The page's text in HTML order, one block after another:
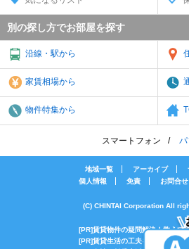
別の探し方でお部屋を探す
沿線・駅から
家賃相場から
物件特集から
スマートフォン パ
地域一覧 アーカイブ
個人情報
免責 お問合せ
(C) CHINTAI Corporation All
[PR]賃貸物件の疑問解決！教えて
[PR]賃貸生活の工夫を紹介！